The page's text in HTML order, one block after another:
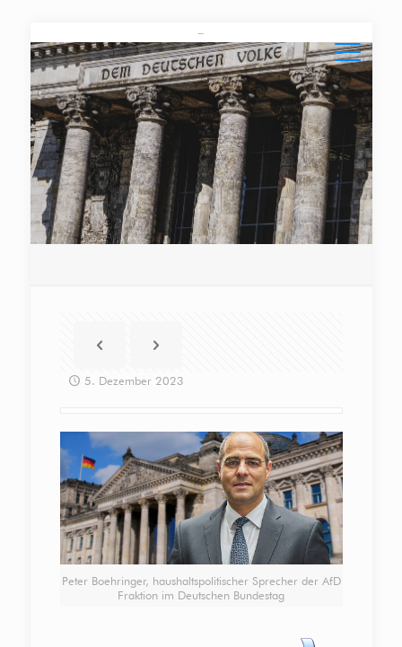
5. Dezember 2023
Peter Boehringer, haushaltspolitischer Sprecher der AfD
Fraktion im Deutschen Bundestag